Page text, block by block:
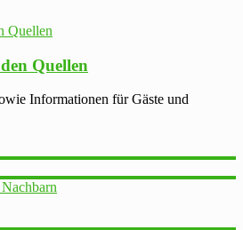
Quellen
Informationen für Gäste und